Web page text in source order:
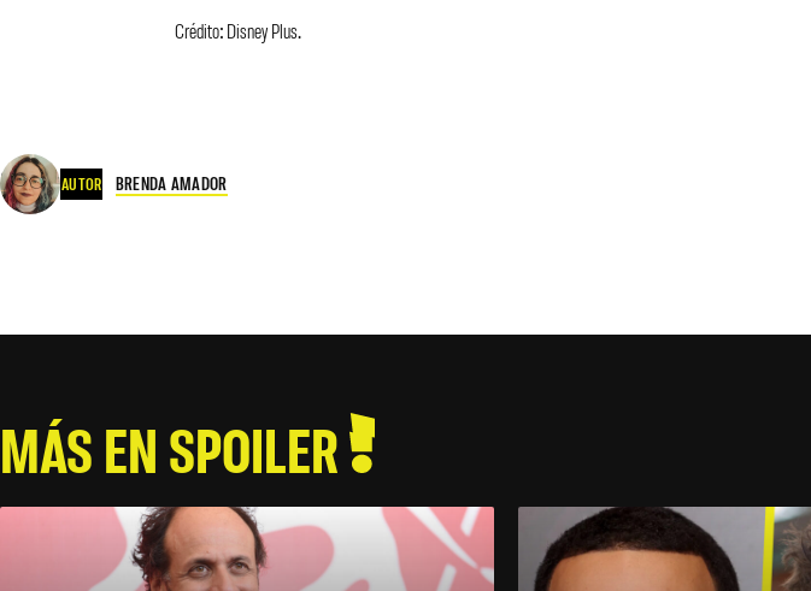
Crédito: Disney Plus.
AUTOR BRENDA AMADOR
MÁS EN SPOILER